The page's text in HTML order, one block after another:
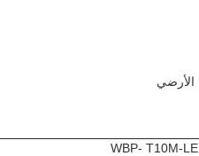
WBP- T10M-